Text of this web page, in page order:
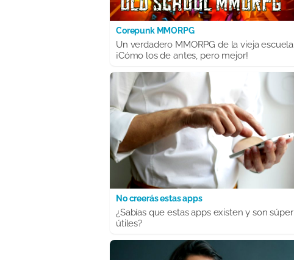
Corepunk MMORPG
Un verdadero MMORPG de la vieja escuela
¡Cómo los de antes, pero mejor!
No creerás estas apps
¿Sabías que estas apps existen y son súper
útiles?